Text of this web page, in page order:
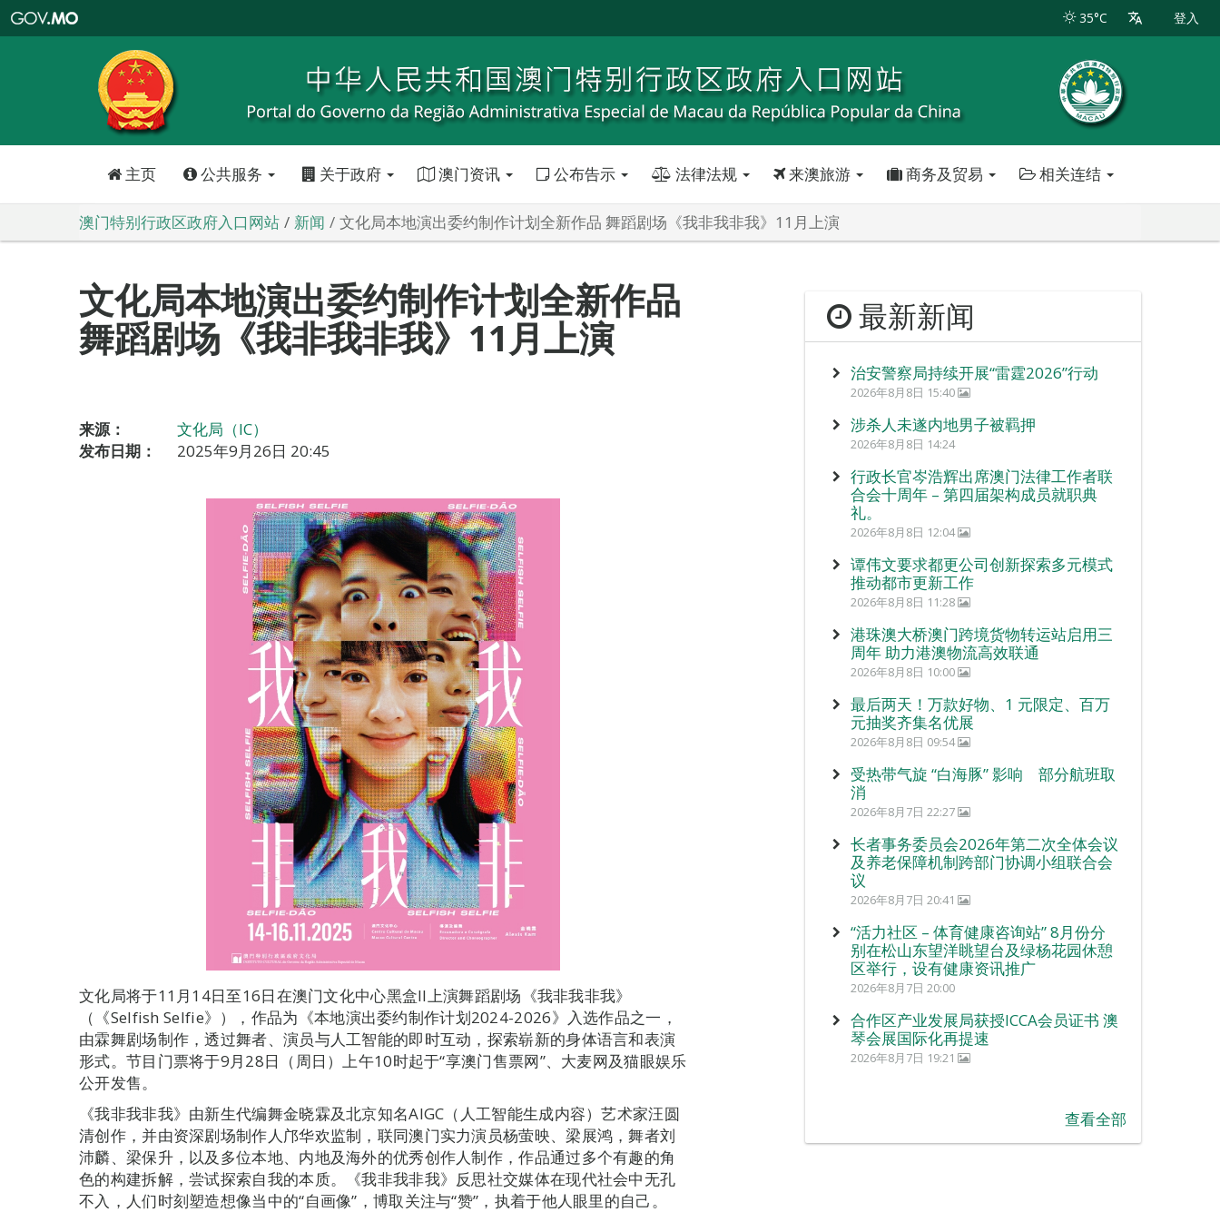
特
政
区
政
口
35°C 登入
主页 公共服务 关于政府 澳门资讯 公布告示 法律法规 来澳旅游 商务及贸易 相关连结
澳门特别行政区政府入口网站 新闻 文化局本地演出委约制作计划全新作品 舞蹈剧场《我非我非我》11月上演
文化局本地演出委约制作计划全新作品
舞蹈剧场《我非我非我》11月上演
来源：
文化局（IC）
发布日期：
2025年9月26日 20:45
文化局将于11月14日至16日在澳门文化中心黑盒II上演舞蹈剧场《我非我非我》
（《Selfish Selfie》），作品为《本地演出委约制作计划2024-2026》入选作品之一，
由霖舞剧场制作，透过舞者、演员与人工智能的即时互动，探索崭新的身体语言和表演
形式。节目门票将于9月28日（周日）上午10时起于“享澳门售票网”、大麦网及猫眼娱乐
公开发售。
《我非我非我》由新生代编舞金晓霖及北京知名AIGC（人工智能生成内容）艺术家汪圆
清创作，并由资深剧场制作人邝华欢监制，联同澳门实力演员杨萤映、梁展鸿，舞者刘
沛麟、梁保升，以及多位本地、内地及海外的优秀创作人制作，作品通过多个有趣的角
色的构建拆解，尝试探索自我的本质。《我非我非我》反思社交媒体在现代社会中无孔
不入，人们时刻塑造想像当中的“自画像”，博取关注与“赞”，执着于他人眼里的自己。
最新新闻
治安警察局持续开展“雷霆2026”行动
2026年8月8日 15:40
涉杀人未遂内地男子被羁押
2026年8月8日 14:24
行政长官岑浩辉出席澳门法律工作者联
合会十周年 – 第四届架构成员就职典
礼。
2026年8月8日 12:04
谭伟文要求都更公司创新探索多元模式
推动都市更新工作
2026年8月8日 11:28
港珠澳大桥澳门跨境货物转运站启用三
周年 助力港澳物流高效联通
2026年8月8日 10:00
最后两天！万款好物、1 元限定、百万
元抽奖齐集名优展
2026年8月8日 09:54
受热带气旋 “白海豚” 影响 部分航班取
消
2026年8月7日 22:27
长者事务委员会2026年第二次全体会议
及养老保障机制跨部门协调小组联合会
议
2026年8月7日 20:41
“活力社区 – 体育健康咨询站” 8月份分
别在松山东望洋眺望台及绿杨花园休憩
区举行，设有健康资讯推广
2026年8月7日 20:00
合作区产业发展局获授ICCA会员证书 澳
琴会展国际化再提速
2026年8月7日 19:21
查看全部